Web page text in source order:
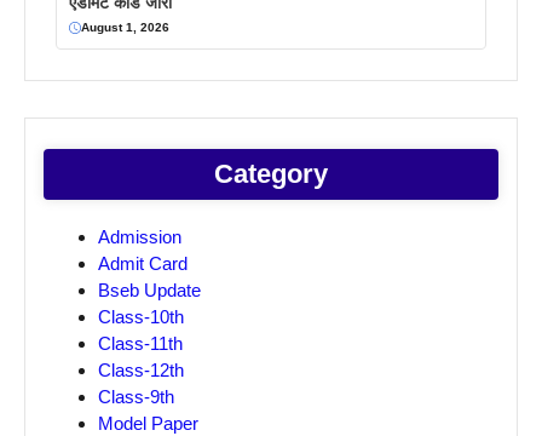
August 1, 2026
Category
Admission
Admit Card
Bseb Update
Class-10th
Class-11th
Class-12th
Class-9th
Model Paper